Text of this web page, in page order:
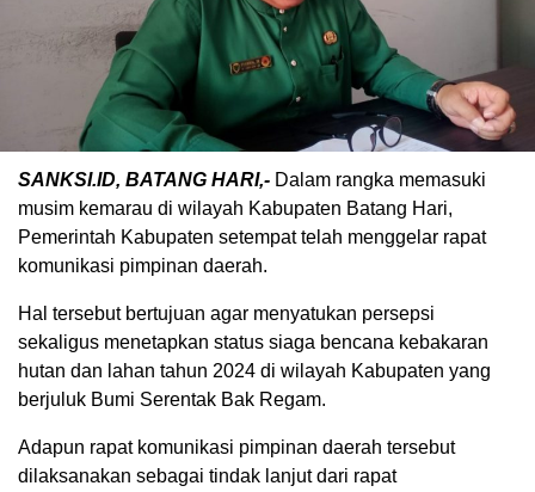
SANKSI.ID, BATANG HARI,- Dalam rangka memasuki
musim kemarau di wilayah Kabupaten Batang Hari,
Pemerintah Kabupaten setempat telah menggelar rapat
komunikasi pimpinan daerah.
Hal tersebut bertujuan agar menyatukan persepsi
sekaligus menetapkan status siaga bencana kebakaran
hutan dan lahan tahun 2024 di wilayah Kabupaten yang
berjuluk Bumi Serentak Bak Regam.
Adapun rapat komunikasi pimpinan daerah tersebut
dilaksanakan sebagai tindak lanjut dari rapat